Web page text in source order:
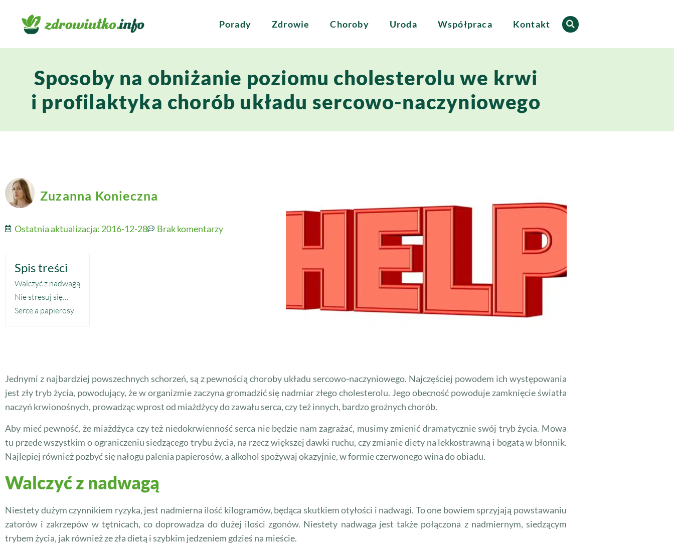
Porady Zdrowie Choroby Uroda Współpraca Kontakt
Sposoby na obniżanie poziomu cholesterolu we krwi
i profilaktyka chorób układu sercowo-naczyniowego
Zuzanna Konieczna
Ostatnia aktualizacja: 2016-12-28 Brak komentarzy
Spis treści
Walczyć z nadwagą
Nie stresuj się…
Serce a papierosy
Jednymi z najbardziej powszechnych schorzeń, są z pewnością choroby układu sercowo-naczyniowego. Najczęściej powodem ich występowania
jest zły tryb życia, powodujący, że w organizmie zaczyna gromadzić się nadmiar złego cholesterolu. Jego obecność powoduje zamknięcie światła
naczyń krwionośnych, prowadząc wprost od miażdżycy do zawału serca, czy też innych, bardzo groźnych chorób.
Aby mieć pewność, że miażdżyca czy też niedokrwienność serca nie będzie nam zagrażać, musimy zmienić dramatycznie swój tryb życia. Mowa
tu przede wszystkim o ograniczeniu siedzącego trybu życia, na rzecz większej dawki ruchu, czy zmianie diety na lekkostrawną i bogatą w błonnik.
Najlepiej również pozbyć się nałogu palenia papierosów, a alkohol spożywaj okazyjnie, w formie czerwonego wina do obiadu.
Walczyć z nadwagą
Niestety dużym czynnikiem ryzyka, jest nadmierna ilość kilogramów, będąca skutkiem otyłości i nadwagi. To one bowiem sprzyjają powstawaniu
zatorów i zakrzepów w tętnicach, co doprowadza do dużej ilości zgonów. Niestety nadwaga jest także połączona z nadmiernym, siedzącym
trybem życia, jak również ze zła dietą i szybkim jedzeniem gdzieś na mieście.